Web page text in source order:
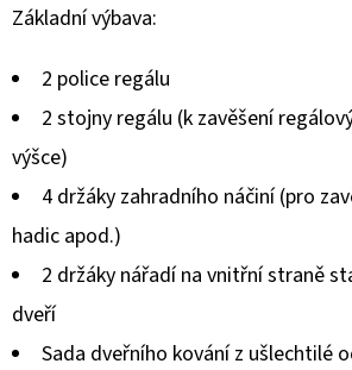
hodnocení
z
hvězdiček.
Základní výbava:
2 police regálu
2 stojny regálu (k zavěšení
výšce)
4 držáky zahradního náčiní (pro
hadic apod.)
2 držáky nářadí na vnitřní straně
dveří
Sada dveřního kování z ušlechtilé